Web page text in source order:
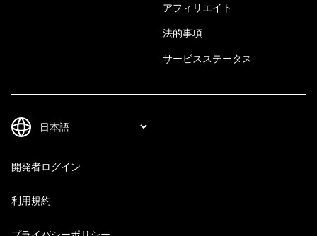
アフィリエイト
法的事項
サービスステータス
開発者ログイン
利用規約